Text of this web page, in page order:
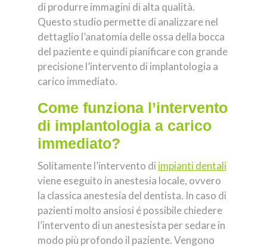
di produrre immagini di alta qualità.
Questo studio permette di analizzare nel
dettaglio l’anatomia delle ossa della bocca
del paziente e quindi pianificare con grande
precisione l’intervento di implantologia a
carico immediato.
Come funziona l’intervento
di implantologia a carico
immediato?
Solitamente l’intervento di impianti dentali
viene eseguito in anestesia locale, ovvero
la classica anestesia del dentista. In caso di
pazienti molto ansiosi é possibile chiedere
l’intervento di un anestesista per sedare in
modo più profondo il paziente. Vengono